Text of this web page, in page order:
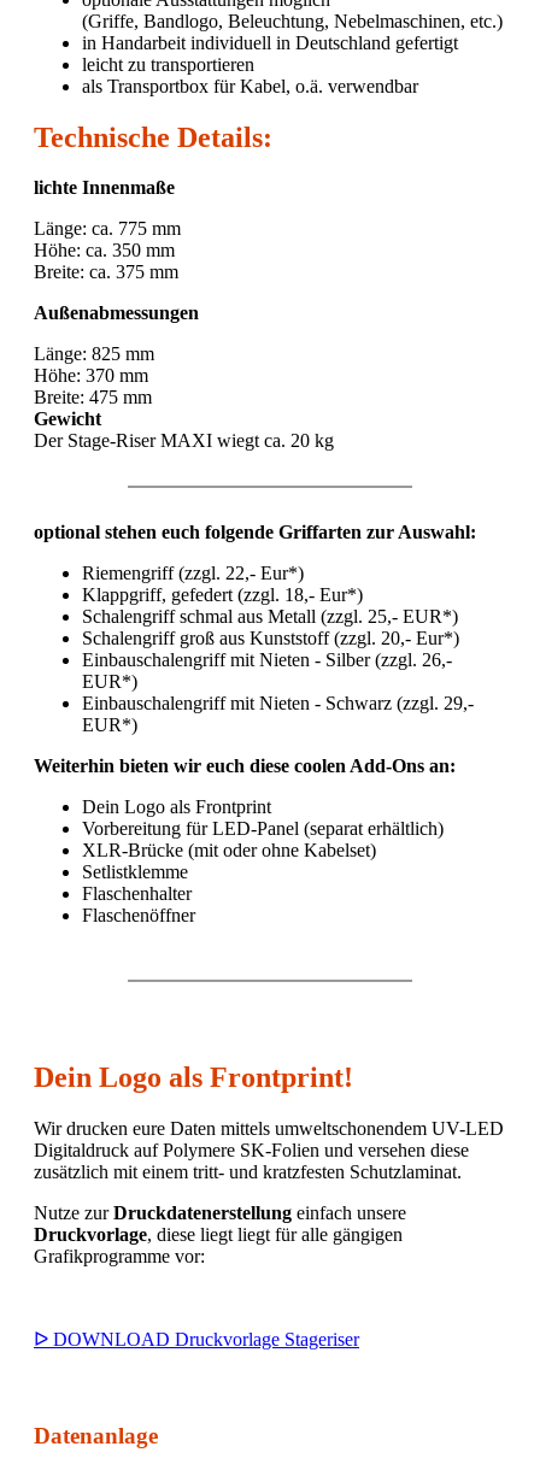
(Griffe, Bandlogo, Beleuchtung, Nebelmaschinen, etc.)
in Handarbeit individuell in Deutschland gefertigt
leicht zu transportieren
als Transportbox für Kabel, o.ä. verwendbar
Technische Details:
lichte Innenmaße
Länge: ca. 775 mm
Höhe: ca. 350 mm
Breite: ca. 375 mm
Außenabmessungen
Länge: 825 mm
Höhe: 370 mm
Breite: 475 mm
Gewicht
Der Stage-Riser MAXI wiegt ca. 20 kg
optional stehen euch folgende Griffarten zur Auswahl:
Riemengriff (zzgl. 22,- Eur*)
Klappgriff, gefedert (zzgl. 18,- Eur*)
Schalengriff schmal aus Metall (zzgl. 25,- EUR*)
Schalengriff groß aus Kunststoff (zzgl. 20,- Eur*)
Einbauschalengriff mit Nieten - Silber (zzgl. 26,-
EUR*)
Einbauschalengriff mit Nieten - Schwarz (zzgl. 29,-
EUR*)
Weiterhin bieten wir euch diese coolen Add-Ons an:
Dein Logo als Frontprint
Vorbereitung für LED-Panel (separat erhältlich)
XLR-Brücke (mit oder ohne Kabelset)
Setlistklemme
Flaschenhalter
Flaschenöffner
Dein Logo als Frontprint!
Wir drucken eure Daten mittels umweltschonendem UV-LED
Digitaldruck auf Polymere SK-Folien und versehen diese
zusätzlich mit einem tritt- und kratzfesten Schutzlaminat.
Nutze zurDruckdatenerstellung einfach unsere
Druckvorlage, diese liegt liegt für alle gängigen
Grafikprogramme vor:
ᐅ DOWNLOAD Druckvorlage Stageriser
Datenanlage